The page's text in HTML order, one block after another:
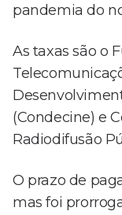
pandemia do
As taxas são o
(Condecine) e
Radiodifusão
O prazo de
mas foi